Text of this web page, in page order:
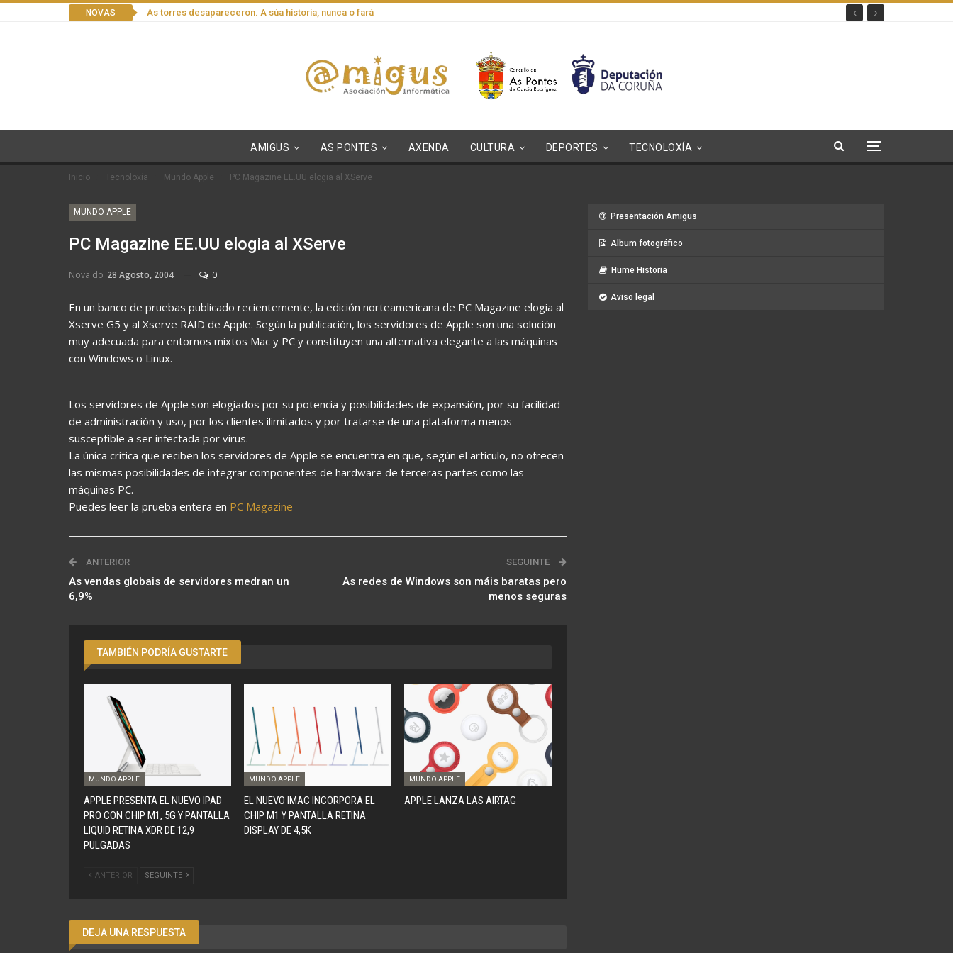
NOVAS As torres desapareceron. A súa historia, nunca o fará
AMIGUS AS PONTES AXENDA CULTURA DEPORTES TECNOLOXÍA
Inicio Tecnoloxía Mundo Apple PC Magazine EE.UU elogia al XServe
MUNDO APPLE
PC Magazine EE.UU elogia al XServe
Nova do 28 Agosto, 2004 0
En un banco de pruebas publicado recientemente, la edición norteamericana de PC Magazine elogia al
Xserve G5 y al Xserve RAID de Apple. Según la publicación, los servidores de Apple son una solución
muy adecuada para entornos mixtos Mac y PC y constituyen una alternativa elegante a las máquinas
con Windows o Linux.
Los servidores de Apple son elogiados por su potencia y posibilidades de expansión, por su facilidad
de administración y uso, por los clientes ilimitados y por tratarse de una plataforma menos
susceptible a ser infectada por virus.
La única crítica que reciben los servidores de Apple se encuentra en que, según el artículo, no ofrecen
las mismas posibilidades de integrar componentes de hardware de terceras partes como las
máquinas PC.
Puedes leer la prueba entera en PC Magazine
ANTERIOR
As vendas globais de servidores medran un
6,9%
SEGUINTE
As redes de Windows son máis baratas pero
menos seguras
TAMBIÉN PODRÍA GUSTARTE
MUNDO APPLE
APPLE PRESENTA EL NUEVO IPAD
PRO CON CHIP M1, 5G Y PANTALLA
LIQUID RETINA XDR DE 12,9
PULGADAS
MUNDO APPLE
EL NUEVO IMAC INCORPORA EL
CHIP M1 Y PANTALLA RETINA
DISPLAY DE 4,5K
MUNDO APPLE
APPLE LANZA LAS AIRTAG
ANTERIOR SEGUINTE
DEJA UNA RESPUESTA
Presentación Amigus
Album fotográfico
Hume Historia
Aviso legal